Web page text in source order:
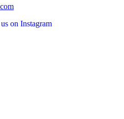
on Instagram